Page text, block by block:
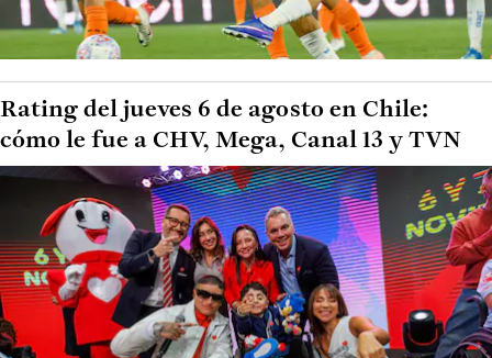
Rating del jueves 6 de agosto en Chile:
cómo le fue a CHV, Mega, Canal 13 y TVN